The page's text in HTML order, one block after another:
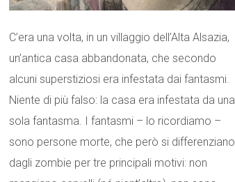
C’era una volta, in un villaggio dell’Alta Alsazia,
un’antica casa abbandonata, che secondo
alcuni superstiziosi era infestata dai fantasmi.
Niente di più falso: la casa era infestata da una
sola fantasma. I fantasmi – lo ricordiamo –
sono persone morte, che però si differenziano
dagli zombie per tre principali motivi: non